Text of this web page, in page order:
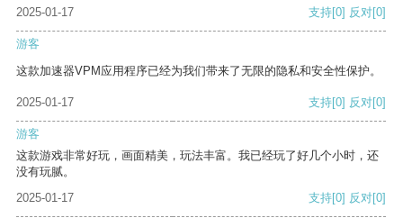
2025-01-17 支持[0] 反对[0]
游客
这款加速器VPM应用程序已经为我们带来了无限的隐私和安全性保护。
2025-01-17 支持[0] 反对[0]
游客
这款游戏非常好玩，画面精美，玩法丰富。我已经玩了好几个小时，还
没有玩腻。
2025-01-17
支持[0] 反对[0]